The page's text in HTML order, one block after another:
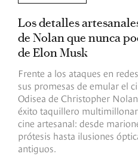
Los detalles
de Nolan que nunca
de Elon Musk
Frente a los ataques en
sus promesas de emular el
Odisea de Christopher
éxito taquillero
cine artesanal: desde
prótesis hasta ilusiones
antiguos.